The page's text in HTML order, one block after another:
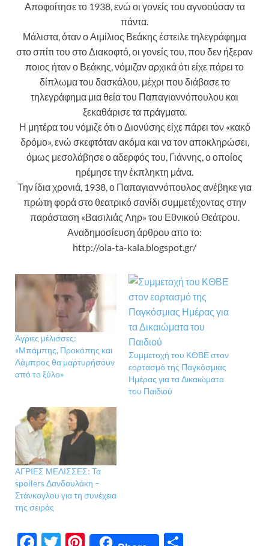
Αποφοίτησε το 1938, ενώ οι γονείς του αγνοούσαν τα
πάντα.
Μάλιστα, όταν ο Αιμίλιος Βεάκης έστειλε τηλεγράφημα
στο σπίτι του στο Διακοφτό, οι γονείς του, που δεν ήξεραν
ποιος ήταν ο Βεάκης, νόμιζαν αρχικά ότι είχε πάρει το
δίπλωμα του δασκάλου, μέχρι που διάβασε το
τηλεγράφημα μια θεία του Παπαγιαννόπουλου και
ξεκαθάρισε τα πράγματα.
Η μητέρα του νόμιζε ότι ο Διονύσης είχε πάρει τον «κακό
δρόμο», ενώ σκεφτόταν ακόμα και να τον αποκληρώσει,
όμως μεσολάβησε ο αδερφός του, Γιάννης, ο οποίος
ηρέμησε την έκπληκτη μάνα.
Την ίδια χρονιά, 1938, ο Παπαγιαννόπουλος ανέβηκε για
πρώτη φορά στο θεατρικό σανίδι συμμετέχοντας στην
παράσταση «Βασιλιάς Ληρ» του Εθνικού Θεάτρου.
Αναδημοσίευση άρθρου απο το:
http://ola-ta-kala.blogspot.gr/
Άγριες μέλισσες:
«Μπάμπης, Προκόπης και
Λάμπρος θα μαρτυρήσουν
από το ξύλο»
Συμμετοχή του ΚΘΒΕ στον
εορτασμό της Παγκόσμιας
Ημέρας για τα Δικαιώματα
του Παιδιού
ΑΓΡΙΕΣ ΜΕΛΙΣΣΕΣ: Τα
spoilers Δανδουλάκη –
Στάνκογλου για τη συνέχεια
της σειράς